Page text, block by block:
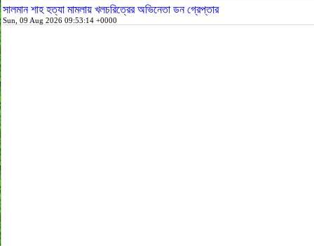
সালমান শাহ হত্যা মামলায় খলচরিত্রের অভিনেতা ডন গ্রেপ্তার
Sun, 09 Aug 2026 09:53:14 +0000